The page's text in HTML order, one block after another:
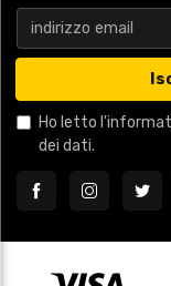
Ho letto
dei dati.